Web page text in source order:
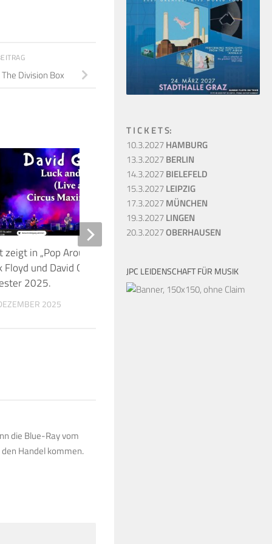
Division Box
2
zeigt in „Pop Around the Clock“
Floyd und David Gilmour an
2025.
2025
Fearless – Live At
30. JANUAR 2020
die Blue-Ray vom
Handel kommen.
T I C K E T S:
10.3.2027HAMBURG
13.3.2027BERLIN
14.3.2027BIELEFELD
15.3.2027LEIPZIG
17.3.2027MÜNCHEN
19.3.2027LINGEN
20.3.2027OBERHAUSEN
JPC LEIDENSCHAFT FÜR MUSIK